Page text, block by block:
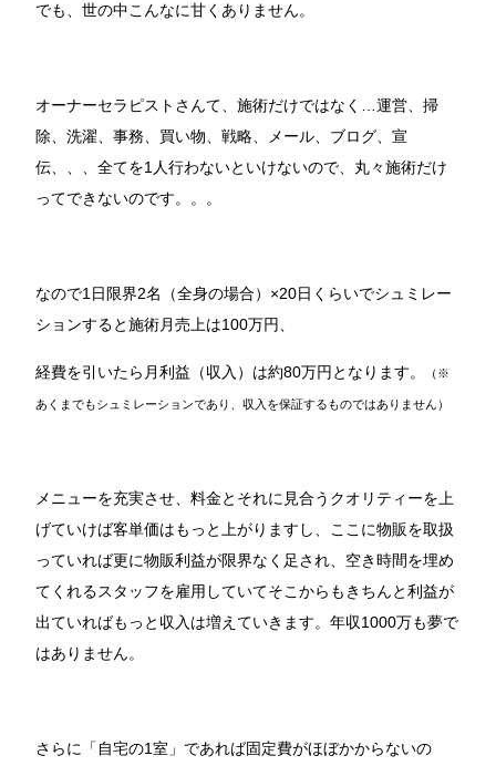
でも、世の中こんなに甘くありません。
オーナーセラピストさんて、施術だけではなく…運営、掃
除、洗濯、事務、買い物、戦略、メール、ブログ、宣
伝、、、全てを1人行わないといけないので、丸々施術だけ
ってできないのです。。。
なので1日限界2名（全身の場合）×20日くらいでシュミレー
ションすると施術月売上は100万円、
経費を引いたら月利益（収入）は約80万円となります。 （※
あくまでもシュミレーションであり、収入を保証するものではありません）
メニューを充実させ、料金とそれに見合うクオリティーを上
げていけば客単価はもっと上がりますし、ここに物販を取扱
っていれば更に物販利益が限界なく足され、空き時間を埋め
てくれるスタッフを雇用していてそこからもきちんと利益が
出ていればもっと収入は増えていきます。年収1000万も夢で
はありません。
さらに「自宅の1室」であれば固定費がほぼかからないの